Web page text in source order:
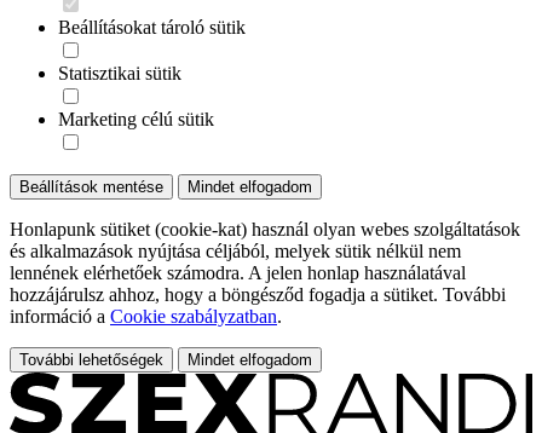
Beállításokat tároló sütik
Statisztikai sütik
Marketing célú sütik
Beállítások mentése Mindet elfogadom
Honlapunk sütiket (cookie-kat) használ olyan webes szolgáltatások
és alkalmazások nyújtása céljából, melyek sütik nélkül nem
lennének elérhetőek számodra. A jelen honlap használatával
hozzájárulsz ahhoz, hogy a böngésződ fogadja a sütiket. További
információ a Cookie szabályzatban.
További lehetőségek Mindet elfogadom